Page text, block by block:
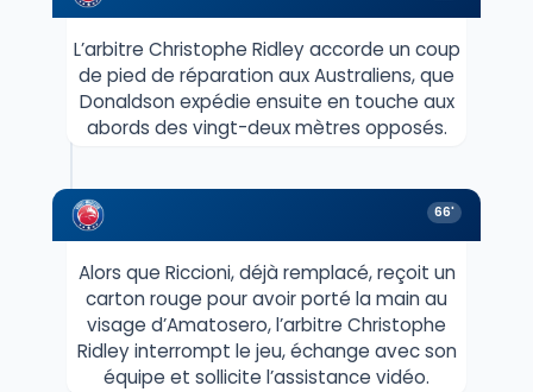
L’arbitre Christophe Ridley accorde un coup
de pied de réparation aux Australiens, que
Donaldson expédie ensuite en touche aux
abords des vingt-deux mètres opposés.
66'
Alors que Riccioni, déjà remplacé, reçoit un
carton rouge pour avoir porté la main au
visage d’Amatosero, l’arbitre Christophe
Ridley interrompt le jeu, échange avec son
équipe et sollicite l’assistance vidéo.